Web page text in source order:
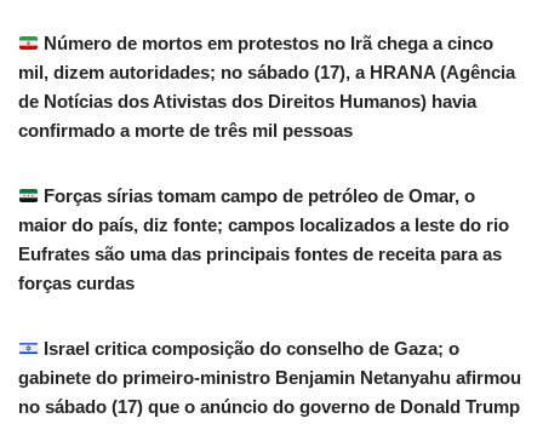
Número de mortos em protestos no Irã chega a cinco
mil, dizem autoridades; no sábado (17), a HRANA (Agência
de Notícias dos Ativistas dos Direitos Humanos) havia
confirmado a morte de três mil pessoas
Forças sírias tomam campo de petróleo de Omar, o
maior do país, diz fonte; campos localizados a leste do rio
Eufrates são uma das principais fontes de receita para as
forças curdas
Israel critica composição do conselho de Gaza; o
gabinete do primeiro-ministro Benjamin Netanyahu afirmou
no sábado (17) que o anúncio do governo de Donald Trump